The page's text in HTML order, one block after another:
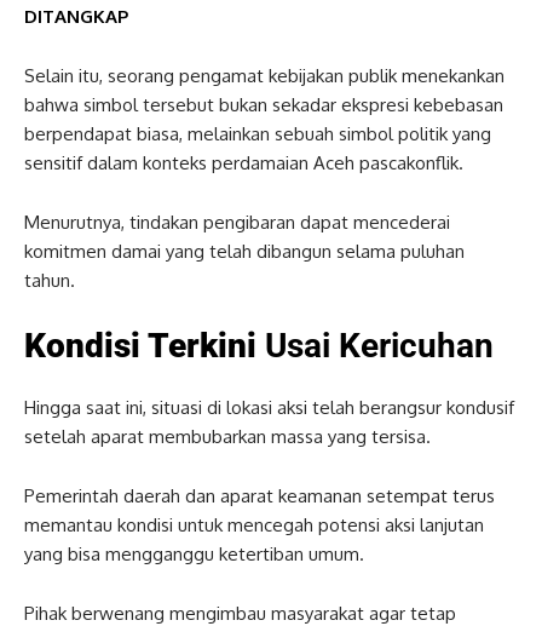
DITANGKAP
Selain itu, seorang pengamat kebijakan publik menekankan
bahwa simbol tersebut bukan sekadar ekspresi kebebasan
berpendapat biasa, melainkan sebuah simbol politik yang
sensitif dalam konteks perdamaian Aceh pascakonflik.
Menurutnya, tindakan pengibaran dapat mencederai
komitmen damai yang telah dibangun selama puluhan
tahun.
Kondisi Terkini Usai Kericuhan
Hingga saat ini, situasi di lokasi aksi telah berangsur kondusif
setelah aparat membubarkan massa yang tersisa.
Pemerintah daerah dan aparat keamanan setempat terus
memantau kondisi untuk mencegah potensi aksi lanjutan
yang bisa mengganggu ketertiban umum.
Pihak berwenang mengimbau masyarakat agar tetap